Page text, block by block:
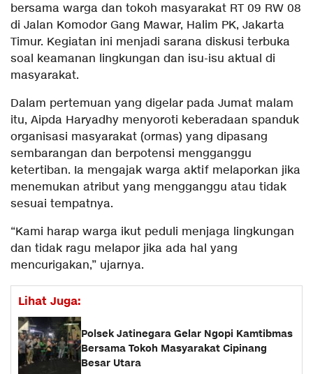
bersama warga dan tokoh masyarakat RT 09 RW 08
di Jalan Komodor Gang Mawar, Halim PK, Jakarta
Timur. Kegiatan ini menjadi sarana diskusi terbuka
soal keamanan lingkungan dan isu-isu aktual di
masyarakat.
Dalam pertemuan yang digelar pada Jumat malam
itu, Aipda Haryadhy menyoroti keberadaan spanduk
organisasi masyarakat (ormas) yang dipasang
sembarangan dan berpotensi mengganggu
ketertiban. Ia mengajak warga aktif melaporkan jika
menemukan atribut yang mengganggu atau tidak
sesuai tempatnya.
“Kami harap warga ikut peduli menjaga lingkungan
dan tidak ragu melapor jika ada hal yang
mencurigakan,” ujarnya.
Lihat Juga:
Polsek Jatinegara Gelar Ngopi Kamtibmas
Bersama Tokoh Masyarakat Cipinang
Besar Utara